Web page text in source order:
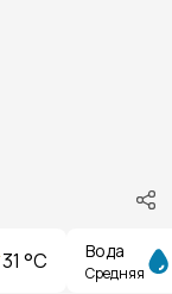
31 °C Вода
Средняя